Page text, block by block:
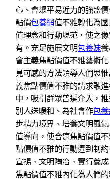
心、會聚平易近力的強盛
點價包養網值不雅轉化為
值理念和行動規范，使之
有。充足施展文明包養妹
會主義焦點價值不雅藝術
見可感的方法領導人們思
義焦點價值不雅的請求融
中，吸引群眾普遍介入，
別人送暖和、為社會作包
步精力境界、培養文明風
值導向，使合適焦點價值
點價值不雅的行動遭到制
宣揚、文明陶冶、實行養
焦點價值不雅內化為人們